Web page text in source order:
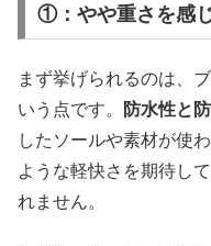
①：やや重さを感
まず挙げられるのは、
いう点です。
防水性と
したソールや素材が使
ような軽快さを期待し
れません。